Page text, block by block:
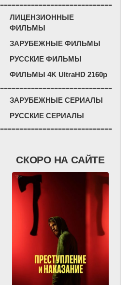
=============================
ЛИЦЕНЗИОННЫЕ
ФИЛЬМЫ
ЗАРУБЕЖНЫЕ ФИЛЬМЫ
РУССКИЕ ФИЛЬМЫ
ФИЛЬМЫ 4K UltraHD 2160p
=============================
ЗАРУБЕЖНЫЕ СЕРИАЛЫ
РУССКИЕ СЕРИАЛЫ
=============================
СКОРО НА САЙТЕ